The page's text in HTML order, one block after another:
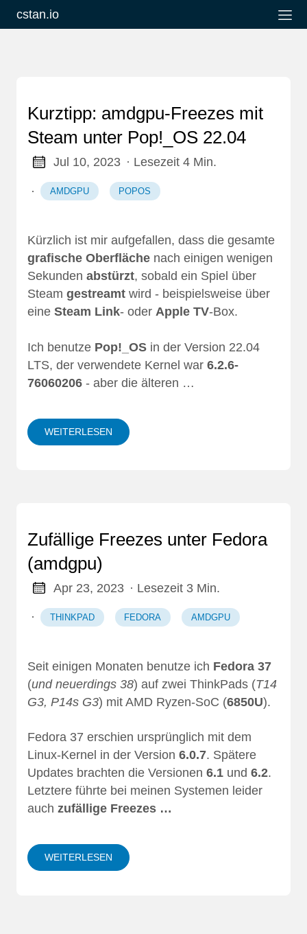
cstan.io
Kurztipp: amdgpu-Freezes mit
Steam unter Pop!_OS 22.04
Jul 10, 2023 · Lesezeit 4 Min.
· AMDGPU POPOS
Kürzlich ist mir aufgefallen, dass die gesamte
grafische Oberfläche nach einigen wenigen
Sekunden abstürzt, sobald ein Spiel über
Steam gestreamt wird - beispielsweise über
eine Steam Link- oder Apple TV-Box.
Ich benutze Pop!_OS in der Version 22.04
LTS, der verwendete Kernel war 6.2.6-
76060206 - aber die älteren …
WEITERLESEN
Zufällige Freezes unter Fedora
(amdgpu)
Apr 23, 2023 · Lesezeit 3 Min.
· THINKPAD FEDORA AMDGPU
Seit einigen Monaten benutze ich Fedora 37
(und neuerdings 38) auf zwei ThinkPads (T14
G3, P14s G3) mit AMD Ryzen-SoC (6850U).
Fedora 37 erschien ursprünglich mit dem
Linux-Kernel in der Version 6.0.7. Spätere
Updates brachten die Versionen 6.1 und 6.2.
Letztere führte bei meinen Systemen leider
auch zufällige Freezes …
WEITERLESEN